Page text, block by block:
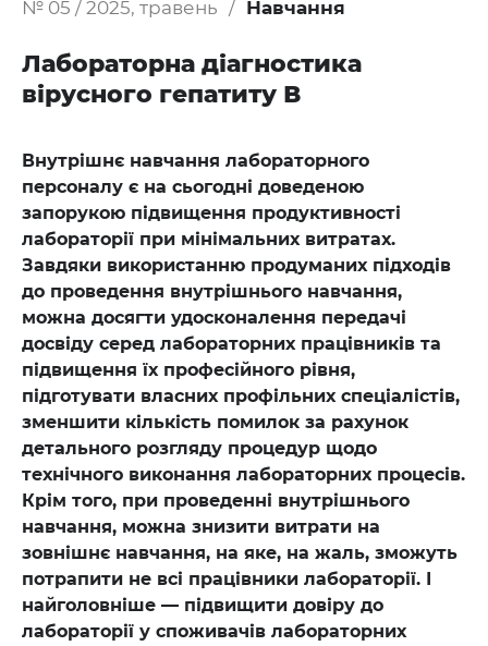
№ 05 / 2025, травень Навчання
Лабораторна діагностика
вірусного гепатиту В
Внутрішнє навчання лабораторного
персоналу є на сьогодні доведеною
запорукою підвищення продуктивності
лабораторії при мінімальних витратах.
Завдяки використанню продуманих підходів
до проведення внутрішнього навчання,
можна досягти удосконалення передачі
досвіду серед лабораторних працівників та
підвищення їх професійного рівня,
підготувати власних профільних спеціалістів,
зменшити кількість помилок за рахунок
детального розгляду процедур щодо
технічного виконання лабораторних процесів.
Крім того, при проведенні внутрішнього
навчання, можна знизити витрати на
зовнішнє навчання, на яке, на жаль, зможуть
потрапити не всі працівники лабораторії. І
найголовніше — підвищити довіру до
лабораторії у споживачів лабораторних